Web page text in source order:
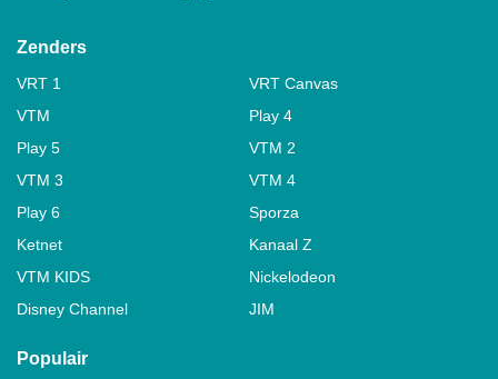
Zenders
VRT 1
VRT Canvas
VTM
Play 4
Play 5
VTM 2
VTM 3
VTM 4
Play 6
Sporza
Ketnet
Kanaal Z
VTM KIDS
Nickelodeon
Disney Channel
JIM
Populair